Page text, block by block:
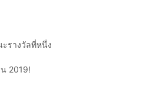
รางวัลที่หนึ่ง
2019!